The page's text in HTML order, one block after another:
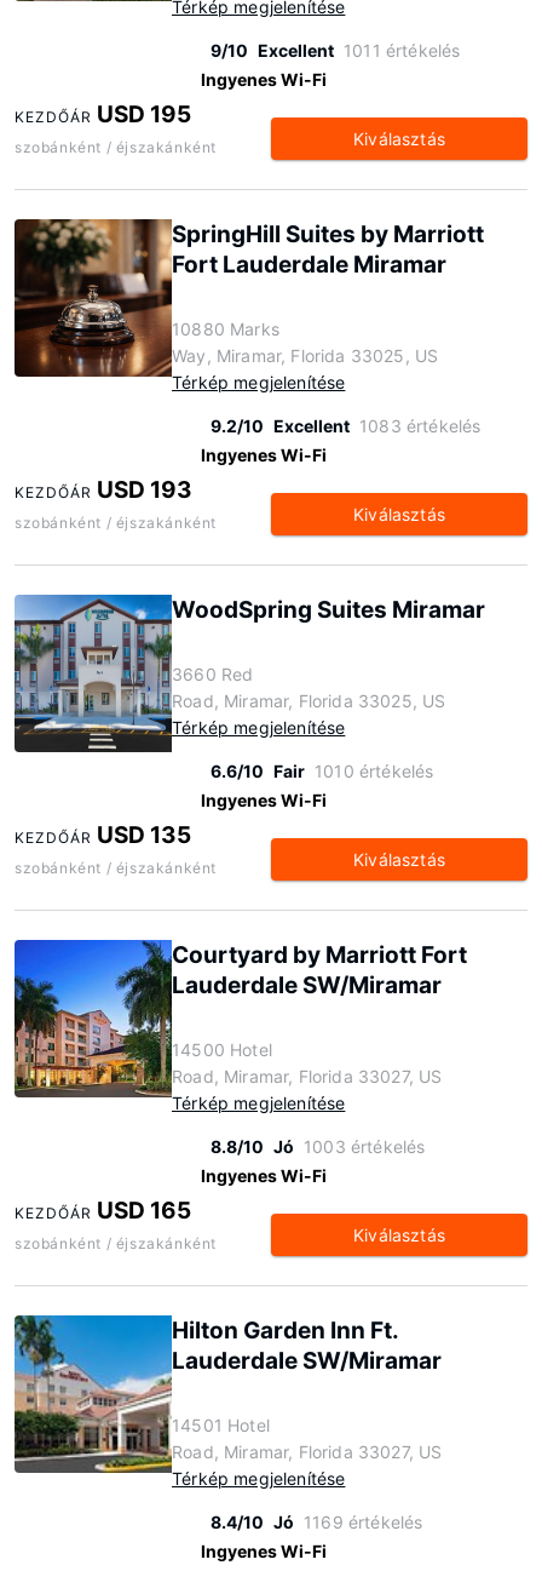
Térkép megjelenítése
9/10 Excellent 1011 értékelés
Ingyenes Wi-Fi
KEZDŐÁR USD 195
szobánként / éjszakánként Kiválasztás
SpringHill Suites by Marriott
Fort Lauderdale Miramar
10880 Marks
Way, Miramar, Florida 33025, US
Térkép megjelenítése
9.2/10 Excellent 1083 értékelés
Ingyenes Wi-Fi
KEZDŐÁR USD 193
szobánként / éjszakánként Kiválasztás
WoodSpring Suites Miramar
3660 Red
Road, Miramar, Florida 33025, US
Térkép megjelenítése
6.6/10 Fair 1010 értékelés
Ingyenes Wi-Fi
KEZDŐÁR USD 135
szobánként / éjszakánként Kiválasztás
Courtyard by Marriott Fort
Lauderdale SW/Miramar
14500 Hotel
Road, Miramar, Florida 33027, US
Térkép megjelenítése
8.8/10 Jó 1003 értékelés
Ingyenes Wi-Fi
KEZDŐÁR USD 165
szobánként / éjszakánként Kiválasztás
Hilton Garden Inn Ft.
Lauderdale SW/Miramar
14501 Hotel
Road, Miramar, Florida 33027, US
Térkép megjelenítése
8.4/10 Jó 1169 értékelés
Ingyenes Wi-Fi